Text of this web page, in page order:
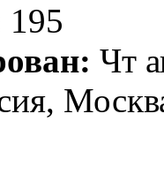
195
Чт